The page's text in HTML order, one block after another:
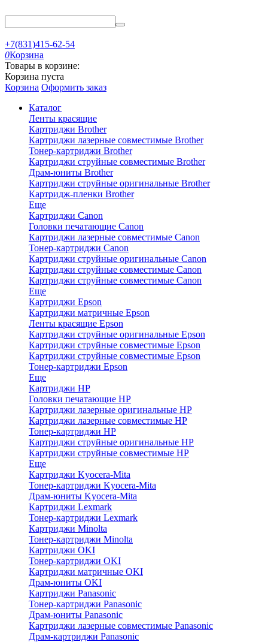
+7(831)415-62-54
0Корзина
Товары в корзине:
Корзина пуста
Корзина Оформить заказ
Каталог
Ленты красящие
Картриджи Brother
Картриджи лазерные совместимые Brother
Тонер-картриджи Brother
Картриджи струйные совместимые Brother
Драм-юниты Brother
Картриджи струйные оригинальные Brother
Картридж-пленки Brother
Еще
Картриджи Canon
Головки печатающие Canon
Картриджи лазерные совместимые Canon
Тонер-картриджи Canon
Картриджи струйные оригинальные Canon
Картриджи струйные совместимые Canon
Картриджи струйные совместимые Canon
Еще
Картриджи Epson
Картриджи матричные Epson
Ленты красящие Epson
Картриджи струйные оригинальные Epson
Картриджи струйные совместимые Epson
Картриджи струйные совместимые Epson
Тонер-картриджи Epson
Еще
Картриджи HP
Головки печатающие HP
Картриджи лазерные оригинальные HP
Картриджи лазерные совместимые HP
Тонер-картриджи HP
Картриджи струйные оригинальные HP
Картриджи струйные совместимые HP
Еще
Картриджи Kyocera-Mita
Тонер-картриджи Kyocera-Mita
Драм-юниты Kyocera-Mita
Картриджи Lexmark
Тонер-картриджи Lexmark
Картриджи Minolta
Тонер-картриджи Minolta
Картриджи OKI
Тонер-картриджи OKI
Картриджи матричные OKI
Драм-юниты OKI
Картриджи Panasonic
Тонер-картриджи Panasonic
Драм-юниты Panasonic
Картриджи лазерные совместимые Panasonic
Драм-картриджи Panasonic